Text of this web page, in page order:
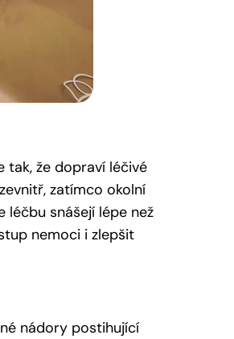
tak, že dopraví léčivé
zatímco okolní
léčbu snášejí lépe než
nemoci i zlepšit
nádory postihující